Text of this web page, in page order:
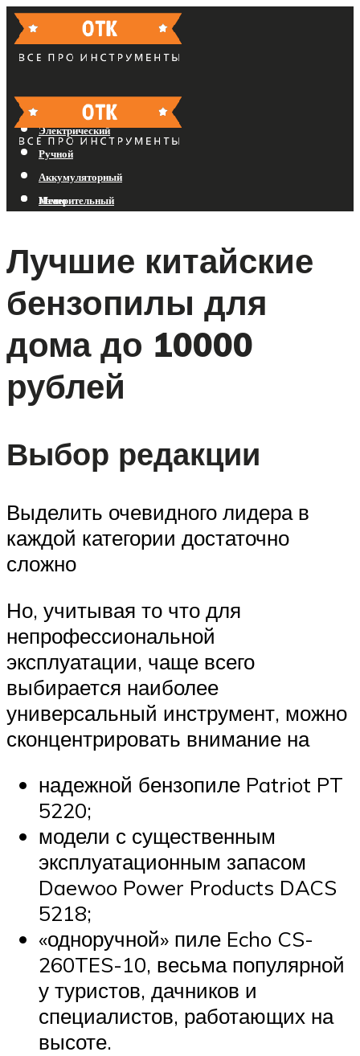
Бензиновый
Электрический
Ручной
Аккумуляторный
Измерительный
Меню
Лучшие китайские
бензопилы для
дома до 10000
рублей
Выбор редакции
Выделить очевидного лидера в
каждой категории достаточно
сложно
Но, учитывая то что для
непрофессиональной
эксплуатации, чаще всего
выбирается наиболее
универсальный инструмент, можно
сконцентрировать внимание на
надежной бензопиле Patriot PT
5220;
модели с существенным
эксплуатационным запасом
Daewoo Power Products DACS
5218;
«одноручной» пиле Echo CS-
260TES-10, весьма популярной
у туристов, дачников и
специалистов, работающих на
высоте.